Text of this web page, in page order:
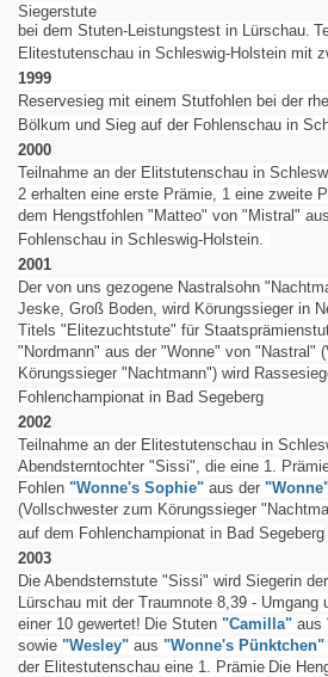
Siegerstute
bei dem Stuten-Leistungstest in Lürschau.
Elitestutenschau in Schleswig-Holstein mit
1999
Reservesieg mit einem Stutfohlen bei der
Bölkum und Sieg auf der Fohlenschau in
2000
Teilnahme an der Elitstutenschau in
2 erhalten eine erste Prämie, 1 eine zweite
dem Hengstfohlen "Matteo" von "Mistral"
Fohlenschau in Schleswig-Holstein.
2001
Der von uns gezogene Nastralsohn
Jeske, Groß Boden, wird Körungssieger in
Titels "Elitezuchtstute" für
"Nordmann" aus der "Wonne" von "Nastral"
Körungssieger "Nachtmann") wird
Fohlenchampionat in Bad Segeberg
2002
Teilnahme an der Elitestutenschau in
Abendsterntochter "Sissi", die eine 1.
Fohlen "Wonne's Sophie" aus der
(Vollschwester zum Körungssieger
auf dem Fohlenchampionat in Bad Segeberg
2003
Die Abendsternstute "Sissi" wird Siegerin
Lürschau mit der Traumnote 8,39 - Umgang
einer 10 gewertet! Die Stuten "Camilla" aus
sowie "Wesley" aus "Wonne's Pünktchen"
der Elitestutenschau eine 1. Prämie Die